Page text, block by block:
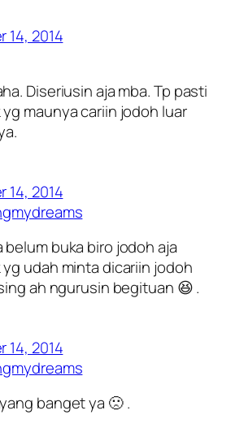
14, 2014
Diseriusin aja mba. Tp pasti
maunya cariin jodoh luar
14, 2014
belum buka biro jodoh aja
udah minta dicariin jodoh
ah ngurusin begituan 😆 .
14, 2014
banget ya 🙁 .